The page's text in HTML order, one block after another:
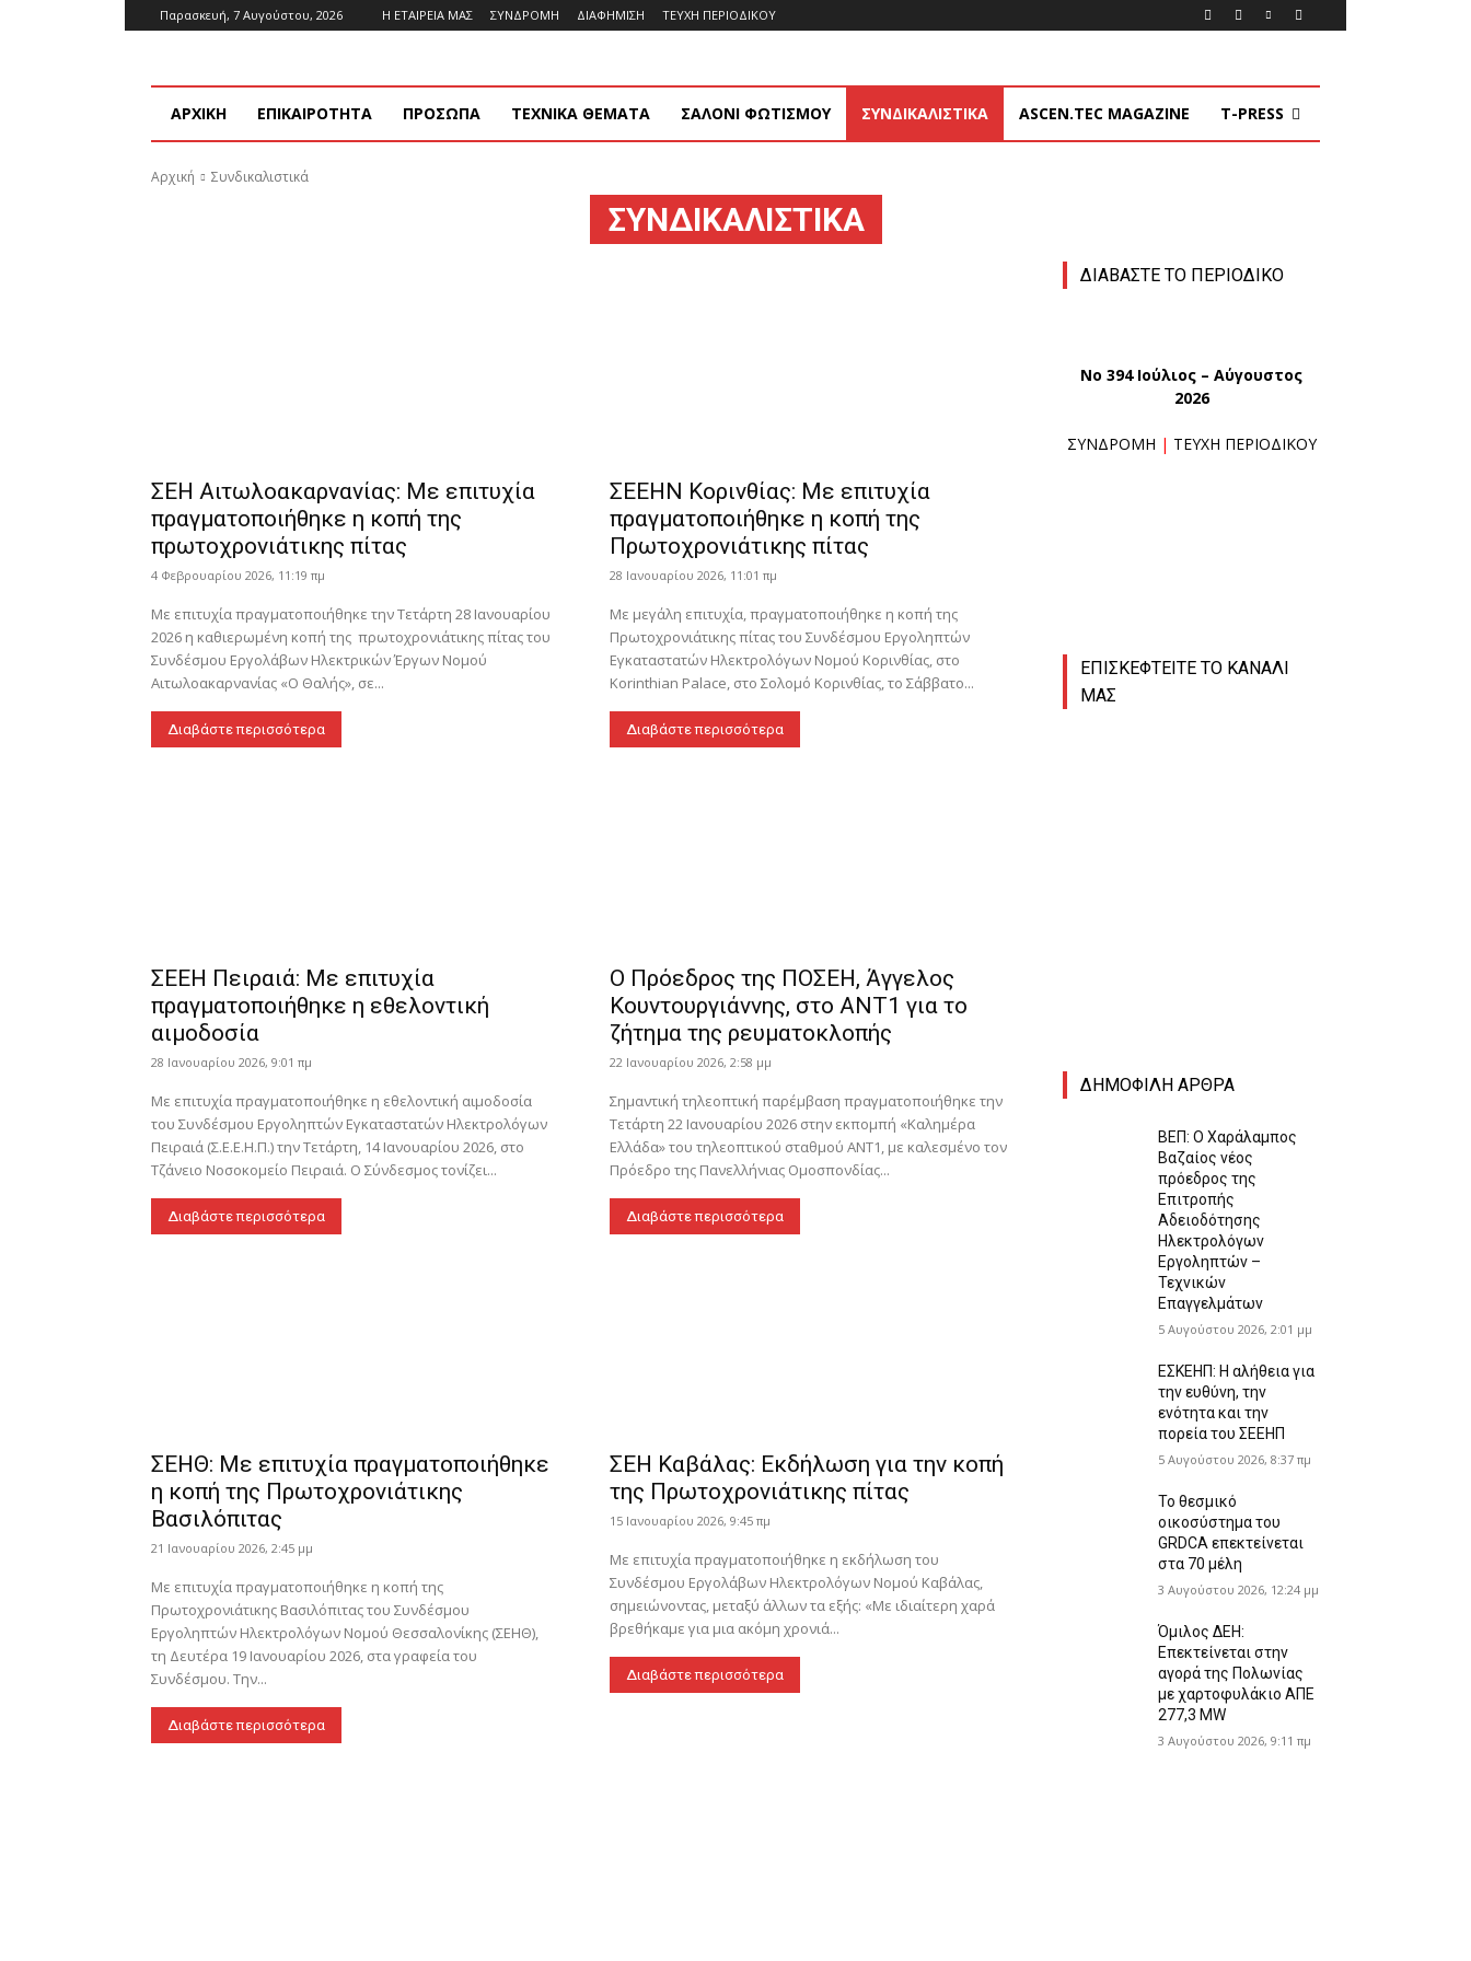
Παρασκευή, 7 Αυγούστου, 2026 Η ΕΤΑΙΡΕΙΑ ΜΑΣ ΣΥΝΔΡΟΜΗ ΔΙΑΦΗΜΙΣΗ ΤΕΥΧΗ ΠΕΡΙΟΔΙΚΟΥ
ΑΡΧΙΚΗ ΕΠΙΚΑΙΡΟΤΗΤΑ ΠΡΟΣΩΠΑ ΤΕΧΝΙΚΑ ΘΕΜΑΤΑ ΣΑΛΟΝΙ ΦΩΤΙΣΜΟΥ ΣΥΝΔΙΚΑΛΙΣΤΙΚΑ ASCEN.TEC MAGAZINE T-PRESS
Αρχική Συνδικαλιστικά
ΣΥΝΔΙΚΑΛΙΣΤΙΚΆ
ΣΕΗ Αιτωλοακαρνανίας: Με επιτυχία
πραγματοποιήθηκε η κοπή της
πρωτοχρονιάτικης πίτας
4 Φεβρουαρίου 2026, 11:19 πμ
Με επιτυχία πραγματοποιήθηκε την Τετάρτη 28 Ιανουαρίου
2026 η καθιερωμένη κοπή της πρωτοχρονιάτικης πίτας του
Συνδέσμου Εργολάβων Ηλεκτρικών Έργων Νομού
Αιτωλοακαρνανίας «Ο Θαλής», σε...
Διαβάστε περισσότερα
ΣΕΕΗΝ Κορινθίας: Με επιτυχία
πραγματοποιήθηκε η κοπή της
Πρωτοχρονιάτικης πίτας
28 Ιανουαρίου 2026, 11:01 πμ
Με μεγάλη επιτυχία, πραγματοποιήθηκε η κοπή της
Πρωτοχρονιάτικης πίτας του Συνδέσμου Εργοληπτών
Εγκαταστατών Ηλεκτρολόγων Νομού Κορινθίας, στο
Korinthian Palace, στο Σολομό Κορινθίας, το Σάββατο...
Διαβάστε περισσότερα
ΣΕΕΗ Πειραιά: Με επιτυχία
πραγματοποιήθηκε η εθελοντική
αιμοδοσία
28 Ιανουαρίου 2026, 9:01 πμ
Με επιτυχία πραγματοποιήθηκε η εθελοντική αιμοδοσία
του Συνδέσμου Εργοληπτών Εγκαταστατών Ηλεκτρολόγων
Πειραιά (Σ.Ε.Ε.Η.Π.) την Τετάρτη, 14 Ιανουαρίου 2026, στο
Τζάνειο Νοσοκομείο Πειραιά. Ο Σύνδεσμος τονίζει...
Διαβάστε περισσότερα
Ο Πρόεδρος της ΠΟΣΕΗ, Άγγελος
Κουντουργιάννης, στο ΑΝΤ1 για το
ζήτημα της ρευματοκλοπής
22 Ιανουαρίου 2026, 2:58 μμ
Σημαντική τηλεοπτική παρέμβαση πραγματοποιήθηκε την
Τετάρτη 22 Ιανουαρίου 2026 στην εκπομπή «Καλημέρα
Ελλάδα» του τηλεοπτικού σταθμού ΑΝΤ1, με καλεσμένο τον
Πρόεδρο της Πανελλήνιας Ομοσπονδίας...
Διαβάστε περισσότερα
ΣΕΗΘ: Με επιτυχία πραγματοποιήθηκε
η κοπή της Πρωτοχρονιάτικης
Βασιλόπιτας
21 Ιανουαρίου 2026, 2:45 μμ
Με επιτυχία πραγματοποιήθηκε η κοπή της
Πρωτοχρονιάτικης Βασιλόπιτας του Συνδέσμου
Εργοληπτών Ηλεκτρολόγων Νομού Θεσσαλονίκης (ΣΕΗΘ),
τη Δευτέρα 19 Ιανουαρίου 2026, στα γραφεία του
Συνδέσμου. Την...
Διαβάστε περισσότερα
ΣΕΗ Καβάλας: Εκδήλωση για την κοπή
της Πρωτοχρονιάτικης πίτας
15 Ιανουαρίου 2026, 9:45 πμ
Με επιτυχία πραγματοποιήθηκε η εκδήλωση του
Συνδέσμου Εργολάβων Ηλεκτρολόγων Νομού Καβάλας,
σημειώνοντας, μεταξύ άλλων τα εξής: «Με ιδιαίτερη χαρά
βρεθήκαμε για μια ακόμη χρονιά...
Διαβάστε περισσότερα
ΔΙΑΒΑΣΤΕ ΤΟ ΠΕΡΙΟΔΙΚΟ
No 394 Ιούλιος – Αύγουστος
2026
ΣΥΝΔΡΟΜΗ | ΤΕΥΧΗ ΠΕΡΙΟΔΙΚΟΥ
ΕΠΙΣΚΕΦΤΕΙΤΕ ΤΟ ΚΑΝΑΛΙ
ΜΑΣ
ΔΗΜΟΦΙΛΗ ΑΡΘΡΑ
ΒΕΠ: Ο Χαράλαμπος
Βαζαίος νέος
πρόεδρος της
Επιτροπής
Αδειοδότησης
Ηλεκτρολόγων
Εργοληπτών –
Τεχνικών
Επαγγελμάτων
5 Αυγούστου 2026, 2:01 μμ
ΕΣΚΕΗΠ: Η αλήθεια για
την ευθύνη, την
ενότητα και την
πορεία του ΣΕΕΗΠ
5 Αυγούστου 2026, 8:37 πμ
Το θεσμικό
οικοσύστημα του
GRDCA επεκτείνεται
στα 70 μέλη
3 Αυγούστου 2026, 12:24 μμ
Όμιλος ΔΕΗ:
Επεκτείνεται στην
αγορά της Πολωνίας
με χαρτοφυλάκιο ΑΠΕ
277,3 MW
3 Αυγούστου 2026, 9:11 πμ